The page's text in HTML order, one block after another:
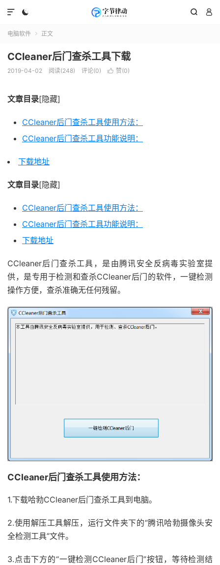
  

电脑软件  正文
CCleaner后门查杀工具下载
2019-04-02 阅读(248) 评论(0)  赞(0)
文章目录[隐藏]
CCleaner后门查杀工具使用方法：
CCleaner后门查杀工具功能说明：
下载地址
文章目录[隐藏]
CCleaner后门查杀工具使用方法：
CCleaner后门查杀工具功能说明：
下载地址
CCleaner后门查杀工具，是由腾讯安全反病毒实验室提
供，是专用于检测和查杀CCleaner后门的软件，一键检测
操作方便，查杀准确无任何残留。
CCleaner后门查杀工具使用方法：
1.下载哈勃CCleaner后门查杀工具到电脑。
2.使用解压工具解压，运行文件夹下的“腾讯哈勃摄像头安
全检测工具”文件。
3.点击下方的“一键检测CCleaner后门”按钮，等待检测结